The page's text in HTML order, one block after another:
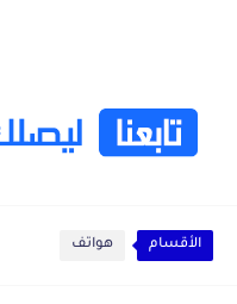
الأقسام هواتف